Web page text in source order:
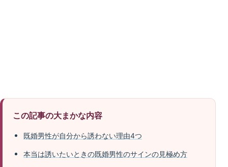
この記事の大まかな内容
既婚男性が自分から誘わない理由4つ
本当は誘いたいときの既婚男性のサインの見極め方